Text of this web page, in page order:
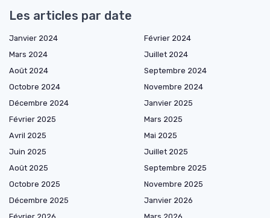
Les articles par date
Janvier 2024
Février 2024
Mars 2024
Juillet 2024
Août 2024
Septembre 2024
Octobre 2024
Novembre 2024
Décembre 2024
Janvier 2025
Février 2025
Mars 2025
Avril 2025
Mai 2025
Juin 2025
Juillet 2025
Août 2025
Septembre 2025
Octobre 2025
Novembre 2025
Décembre 2025
Janvier 2026